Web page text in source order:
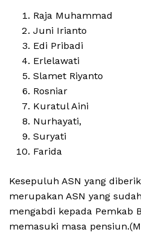
Raja Muhammad
Juni Irianto
Edi Pribadi
Erlelawati
Slamet Riyanto
Rosniar
Kuratul Aini
Nurhayati,
Suryati
Farida
Kesepuluh ASN yang
merupakan ASN yang
mengabdi kepada Pemkab
memasuki masa